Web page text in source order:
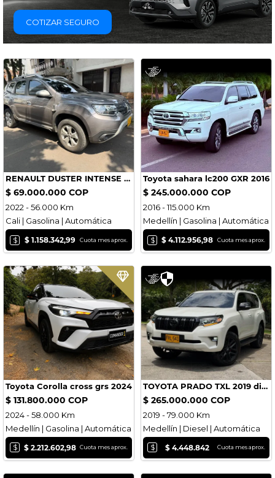
COTIZAR SEGURO
RENAULT DUSTER INTENSE 2022
$ 69.000.000 COP
2022 - 56.000 Km
Cali | Gasolina | Automática
$ $ 1.158.342,99 Cuota mes aprox.
Toyota sahara lc200 GXR 2016
$ 245.000.000 COP
2016 - 115.000 Km
Medellín | Gasolina | Automática
$ $ 4.112.956,98 Cuota mes aprox.
Toyota Corolla cross grs 2024
$ 131.800.000 COP
2024 - 58.000 Km
Medellín | Gasolina | Automática
$ $ 2.212.602,98 Cuota mes aprox.
TOYOTA PRADO TXL 2019 diesel BLINDAJE 2PLUS
$ 265.000.000 COP
2019 - 79.000 Km
Medellín | Diesel | Automática
$ $ 4.448.842 Cuota mes aprox.